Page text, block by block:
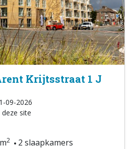
Krijtsstraat 1 J
09-2026
site
2 2 slaapkamers